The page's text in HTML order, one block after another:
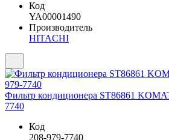
Код
YA00001490
Производитель
HITACHI
Фильтр кондиционера ST86861
7740
Код
208-979-7740